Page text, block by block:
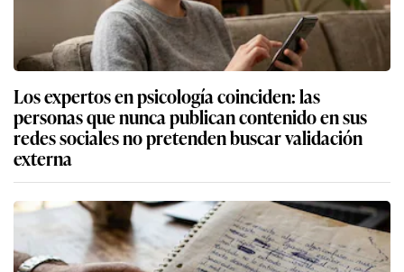
Los expertos en psicología coinciden: las
personas que nunca publican contenido en sus
redes sociales no pretenden buscar validación
externa